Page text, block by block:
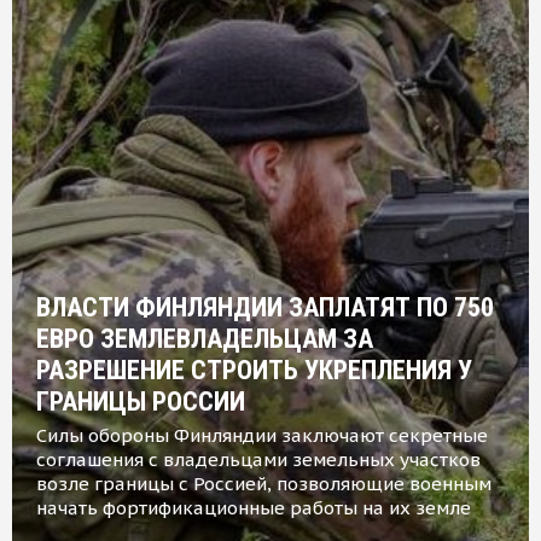
ВЛАСТИ ФИНЛЯНДИИ ЗАПЛАТЯТ ПО 750
ЕВРО ЗЕМЛЕВЛАДЕЛЬЦАМ ЗА
РАЗРЕШЕНИЕ СТРОИТЬ УКРЕПЛЕНИЯ У
ГРАНИЦЫ РОССИИ
Силы обороны Финляндии заключают секретные
соглашения с владельцами земельных участков
возле границы с Россией, позволяющие военным
начать фортификационные работы на их земле